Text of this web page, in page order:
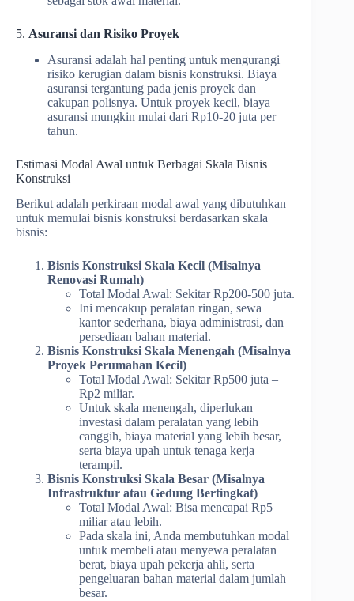
5. Asuransi dan Risiko Proyek
Asuransi adalah hal penting untuk mengurangi
risiko kerugian dalam bisnis konstruksi. Biaya
asuransi tergantung pada jenis proyek dan
cakupan polisnya. Untuk proyek kecil, biaya
asuransi mungkin mulai dari Rp10-20 juta per
tahun.
Estimasi Modal Awal untuk Berbagai Skala Bisnis
Konstruksi
Berikut adalah perkiraan modal awal yang dibutuhkan
untuk memulai bisnis konstruksi berdasarkan skala
bisnis:
Bisnis Konstruksi Skala Kecil (Misalnya
Renovasi Rumah)
Total Modal Awal: Sekitar Rp200-500 juta.
Ini mencakup peralatan ringan, sewa
kantor sederhana, biaya administrasi, dan
persediaan bahan material.
Bisnis Konstruksi Skala Menengah (Misalnya
Proyek Perumahan Kecil)
Total Modal Awal: Sekitar Rp500 juta –
Rp2 miliar.
Untuk skala menengah, diperlukan
investasi dalam peralatan yang lebih
canggih, biaya material yang lebih besar,
serta biaya upah untuk tenaga kerja
terampil.
Bisnis Konstruksi Skala Besar (Misalnya
Infrastruktur atau Gedung Bertingkat)
Total Modal Awal: Bisa mencapai Rp5
miliar atau lebih.
Pada skala ini, Anda membutuhkan modal
untuk membeli atau menyewa peralatan
berat, biaya upah pekerja ahli, serta
pengeluaran bahan material dalam jumlah
besar.